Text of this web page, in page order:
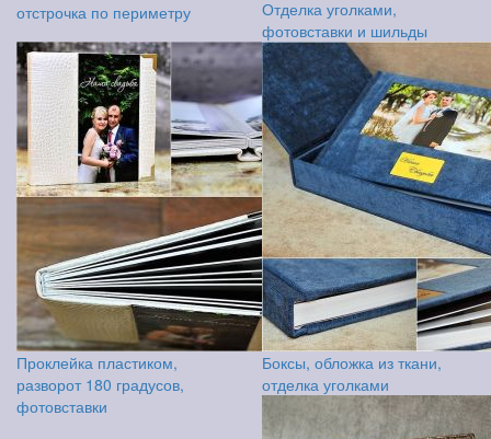
отстрочка по периметру
Отделка уголками,
фотовставки и шильды
Проклейка пластиком,
разворот 180 градусов,
фотовставки
Боксы, обложка из ткани,
отделка уголками